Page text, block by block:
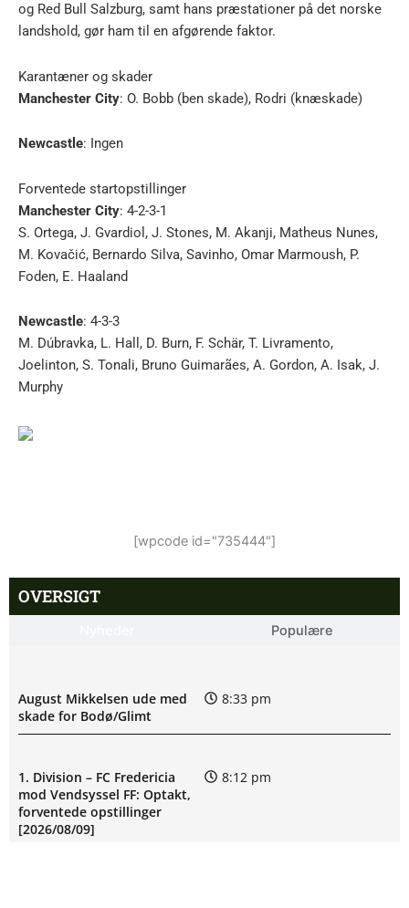
og Red Bull Salzburg, samt hans præstationer på det norske
landshold, gør ham til en afgørende faktor.
Karantæner og skader
Manchester City: O. Bobb (ben skade), Rodri (knæskade)
Newcastle: Ingen
Forventede startopstillinger
Manchester City: 4-2-3-1
S. Ortega, J. Gvardiol, J. Stones, M. Akanji, Matheus Nunes,
M. Kovačić, Bernardo Silva, Savinho, Omar Marmoush, P.
Foden, E. Haaland
Newcastle: 4-3-3
M. Dúbravka, L. Hall, D. Burn, F. Schär, T. Livramento,
Joelinton, S. Tonali, Bruno Guimarães, A. Gordon, A. Isak, J.
Murphy
[wpcode id="735444"]
OVERSIGT
Populære
August Mikkelsen ude med
skade for Bodø/Glimt
8:33 pm
1. Division – FC Fredericia
mod Vendsyssel FF: Optakt,
forventede opstillinger
[2026/08/09]
8:12 pm